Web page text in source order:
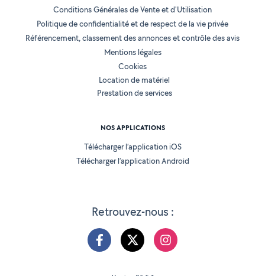
Retrouvez-nous :
Conditions Générales de Vente et d'Utilisation
Politique de confidentialité et de respect de la vie privée
Référencement, classement des annonces et contrôle des avis
Mentions légales
Cookies
Location de matériel
Prestation de services
NOS APPLICATIONS
Télécharger l’application iOS
Télécharger l’application Android